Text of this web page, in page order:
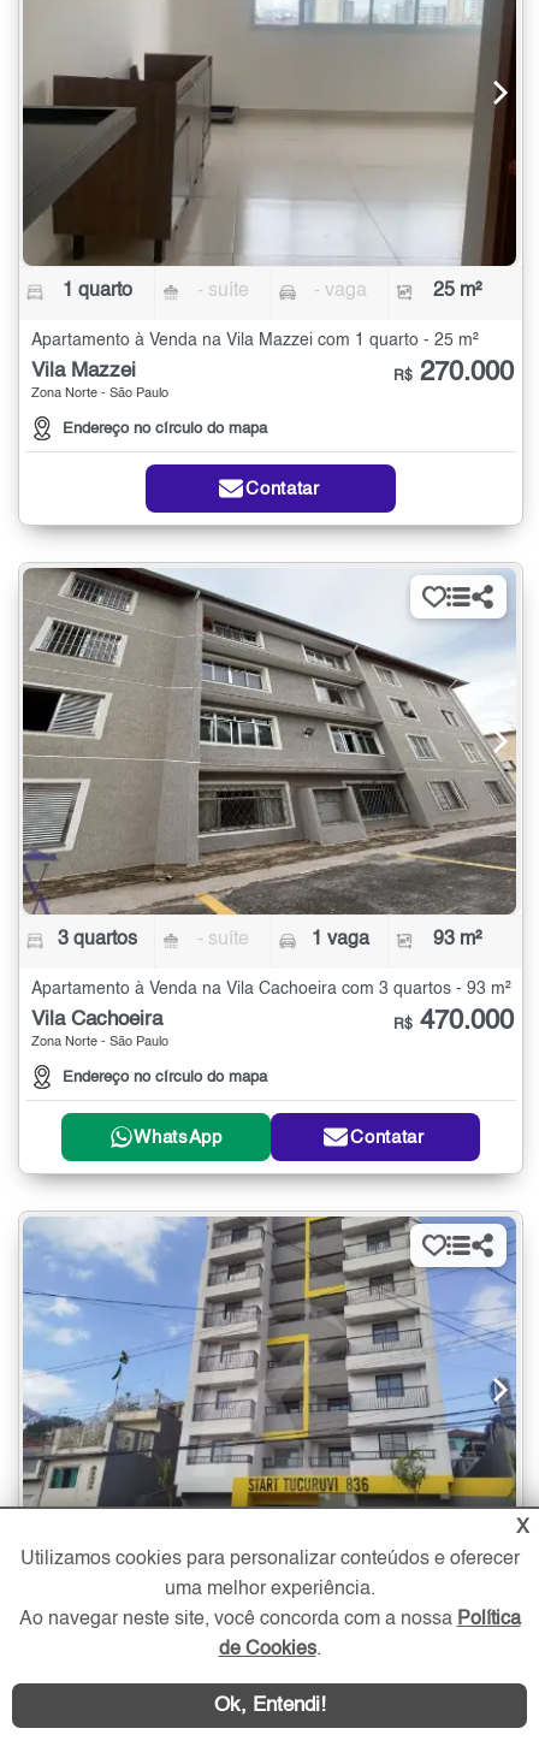
1 quarto - suíte - vaga 25 m²
Apartamento à Venda na Vila Mazzei com 1 quarto - 25 m²
Vila Mazzei
Zona Norte - São Paulo
Endereço no círculo do mapa
R$ 270.000
Contatar
3 quartos - suíte 1 vaga 93 m²
Apartamento à Venda na Vila Cachoeira com 3 quartos - 93 m²
Vila Cachoeira
Zona Norte - São Paulo
Endereço no círculo do mapa
R$ 470.000
WhatsApp Contatar
- suíte - vaga
Apartamento à Venda na Vila Gustavo com 2 quartos - 40 m²
Endereço no círculo do mapa
X
Utilizamos cookies para personalizar conteúdos e oferecer
uma melhor experiência.
Ao navegar neste site, você concorda com a nossa Política
de Cookies.
Ok, Entendi!